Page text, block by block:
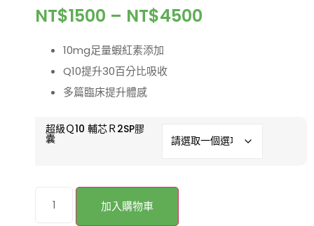
NT$1500 – NT$4500
10mg足量蝦紅素添加
Q10提升30百分比吸收
多篇臨床提升體感
超級Ｑ10 輔芯Ｒ2SP膠
囊
加入購物車